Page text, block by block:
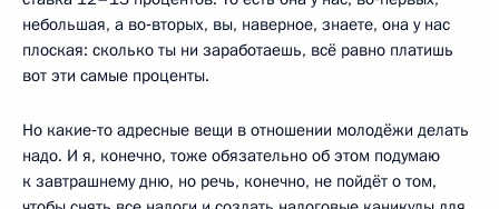
небольшая, а во‑вторых, вы, наверное, знаете, она у нас
плоская: сколько ты ни заработаешь, всё равно платишь
вот эти самые проценты.
Но какие‑то адресные вещи в отношении молодёжи делать
надо. И я, конечно, тоже обязательно об этом подумаю
к завтрашнему дню, но речь, конечно, не пойдёт о том,